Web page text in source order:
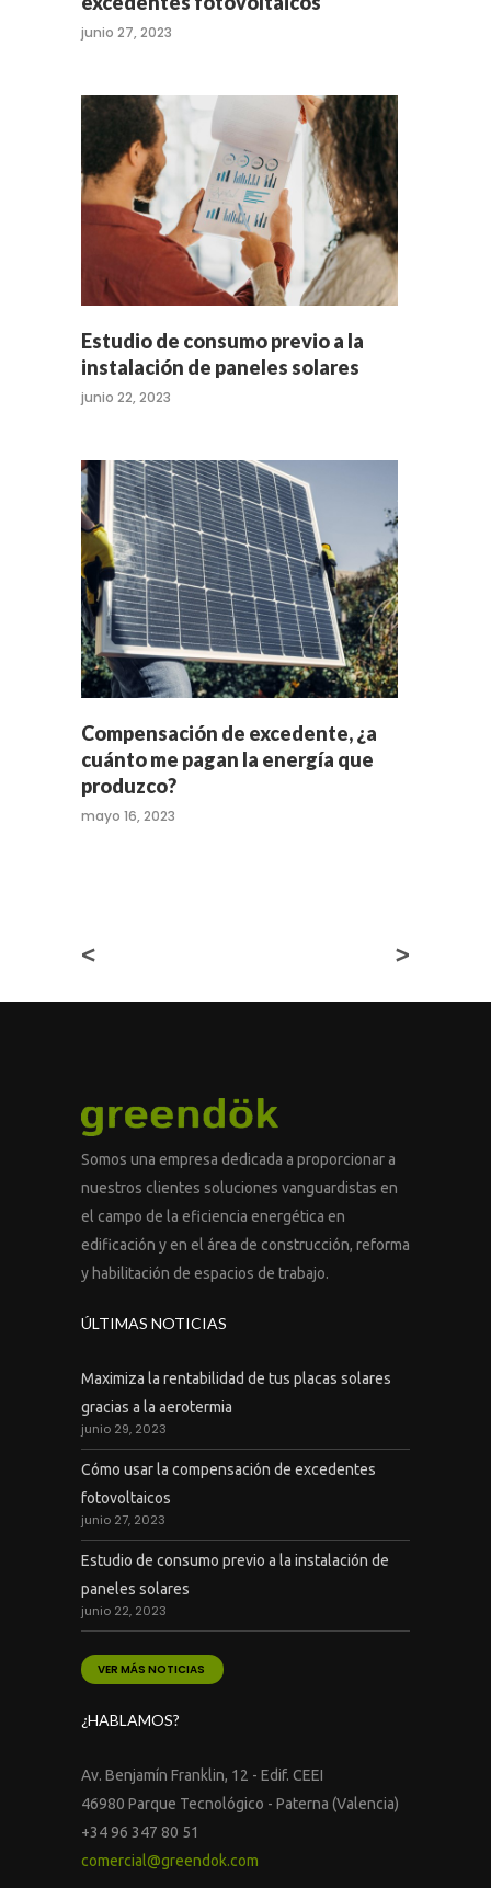
junio 27, 2023
Estudio de consumo previo a la
instalación de paneles solares
junio 22, 2023
Compensación de excedente, ¿a
cuánto me pagan la energía que
produzco?
mayo 16, 2023
< >
Somos una empresa dedicada a proporcionar a
nuestros clientes soluciones vanguardistas en
el campo de la eficiencia energética en
edificación y en el área de construcción, reforma
y habilitación de espacios de trabajo.
ÚLTIMAS NOTICIAS
Maximiza la rentabilidad de tus placas solares
gracias a la aerotermia
junio 29, 2023
Cómo usar la compensación de excedentes
fotovoltaicos
junio 27, 2023
Estudio de consumo previo a la instalación de
paneles solares
junio 22, 2023
VER MÁS NOTICIAS
¿HABLAMOS?
Av. Benjamín Franklin, 12 - Edif. CEEI
46980 Parque Tecnológico - Paterna (Valencia)
+34 96 347 80 51
comercial@greendok.com